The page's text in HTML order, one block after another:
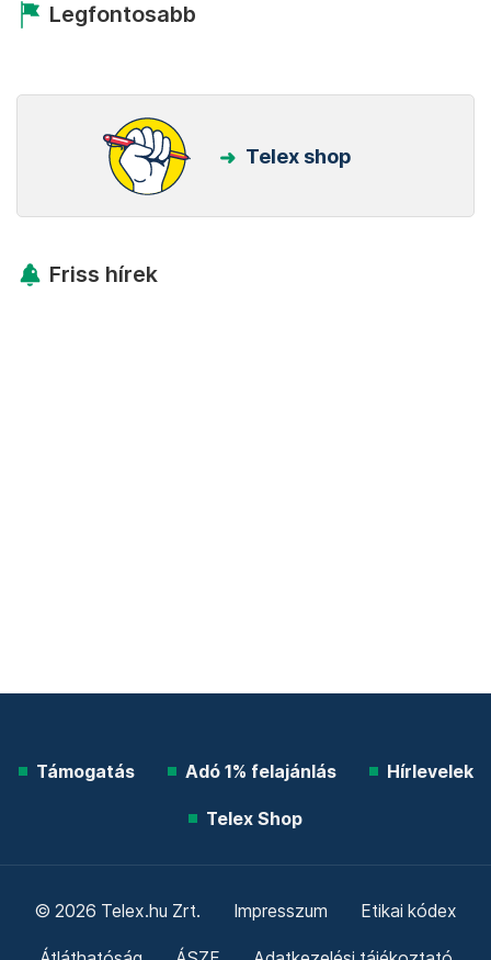
Legfontosabb
Telex shop
Friss hírek
Támogatás Adó 1% felajánlás Hírlevelek
Telex Shop
© 2026 Telex.hu Zrt. Impresszum Etikai kódex